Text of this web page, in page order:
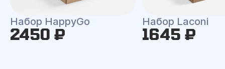
Набор HappyGo
2450 ₽
Набор Laconi
1645 ₽